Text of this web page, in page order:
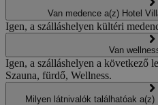
Van medence a(z) Hotel
Igen, a szálláshelyen kültéri
Van
Igen, a szálláshelyen a következő
Szauna, fürdő, Wellness.
Milyen látnivalók találhatóak